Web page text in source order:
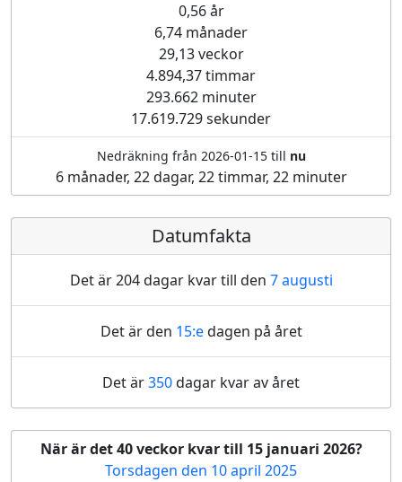
0,56 år
6,74 månader
29,13 veckor
4.894,37 timmar
293.662 minuter
17.619.729 sekunder
Nedräkning från 2026-01-15 till nu
6 månader, 22 dagar, 22 timmar, 22 minuter
Datumfakta
Det är 204 dagar kvar till den 7 augusti
Det är den 15:edagen på året
Det är350dagar kvar av året
När är det 40 veckor kvar till 15 januari 2026?
Torsdagen den 10 april 2025